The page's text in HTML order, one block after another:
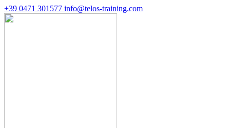
+39 0471 301577 info@telos-training.com